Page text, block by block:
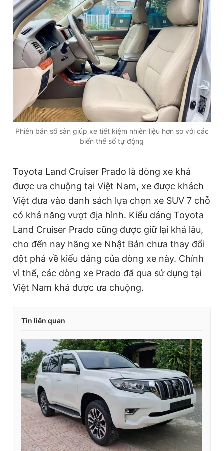
Phiên bản số sàn giúp xe tiết kiệm nhiên liệu hơn so với các
biến thể số tự động
Toyota Land Cruiser Prado là dòng xe khá
được ưa chuộng tại Việt Nam, xe được khách
Việt đưa vào danh sách lựa chọn xe SUV 7 chỗ
có khả năng vượt địa hình. Kiểu dáng Toyota
Land Cruiser Prado cũng được giữ lại khá lâu,
cho đến nay hãng xe Nhật Bản chưa thay đổi
đột phá về kiểu dáng của dòng xe này. Chính
vì thế, các dòng xe Prado đã qua sử dụng tại
Việt Nam khá được ưa chuộng.
Tin liên quan